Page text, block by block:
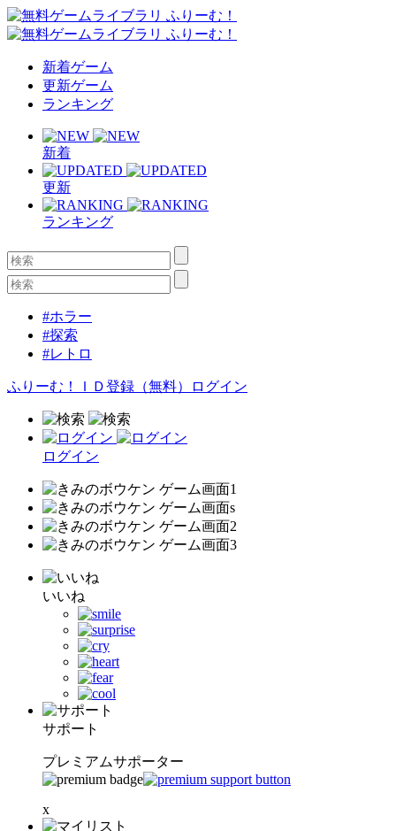
新着ゲーム
更新ゲーム
ランキング
新着
更新
ランキング
#ホラー
#探索
#レトロ
ふりーむ！ＩＤ登録（無料） ログイン
ログイン
いいね
サポート
プレミアムサポーター
x